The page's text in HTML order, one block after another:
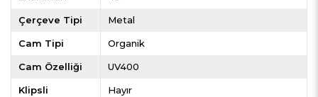
Çerçeve Tipi Metal
Cam Tipi Organik
Cam Özelliği UV400
Klipsli Hayır